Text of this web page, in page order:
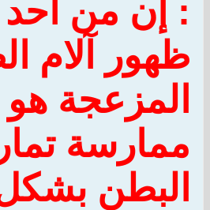
: إن من
ظهور آلام
المزعجة هو
ممارسة
البطن